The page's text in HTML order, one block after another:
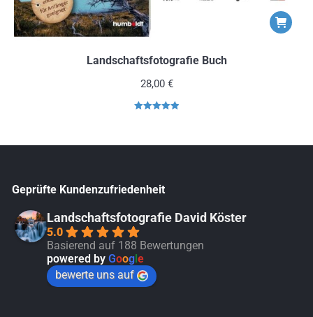
Landschaftsfotografie Buch
28,00 €
Geprüfte Kundenzufriedenheit
Landschaftsfotografie David Köster
5.0
Basierend auf 188 Bewertungen
powered by Goog e
bewerte uns auf